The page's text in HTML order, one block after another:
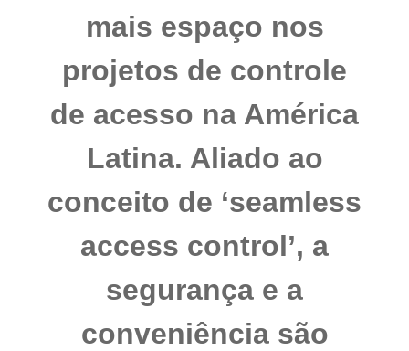
mais espaço nos
projetos de controle
de acesso na América
Latina. Aliado ao
conceito de ‘seamless
access control’, a
segurança e a
conveniência são